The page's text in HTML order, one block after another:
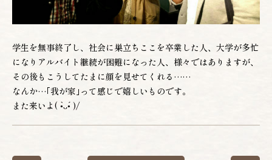
022-222-3830
(月〜土 12:00〜22:00)
WEBからのご予約
学生を無事終了し、社会に巣立ちここを卒業した人、大学が多忙
になりアルバイト継続が困難になった人、様々ではありますが、
その後もこうしてたまに顔を見せてくれる……
なんか…｢我が家｣って感じで嬉しいものです。
また来いよ( •̀ᴗ•́ )/